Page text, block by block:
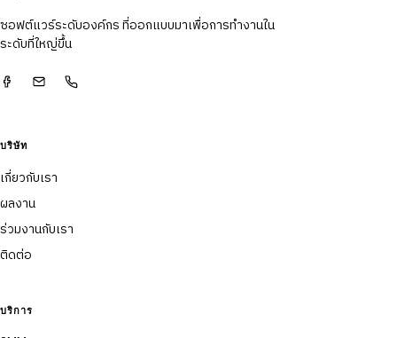
ซอฟต์แวร์ระดับองค์กร ที่ออกแบบมาเพื่อการทำงานใน
ระดับที่ใหญ่ขึ้น
บริษัท
เกี่ยวกับเรา
ผลงาน
ร่วมงานกับเรา
ติดต่อ
บริการ